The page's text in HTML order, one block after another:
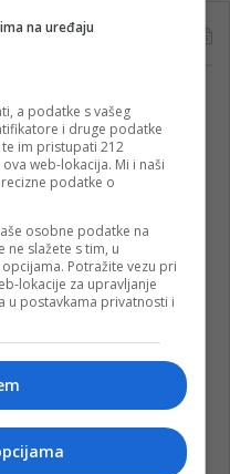
gradi BiH-Jovan Divjak“
22 godine imao
iznenadili
i besplatnim
mi prijatelj” –
na uređaju
a podatke s vašeg
i druge podatke
im pristupati 212
web-lokacija. Mi i naši
podatke o
osobne podatke na
ne slažete s tim, u
Potražite vezu pri
lokacije za upravljanje
u postavkama privatnosti i